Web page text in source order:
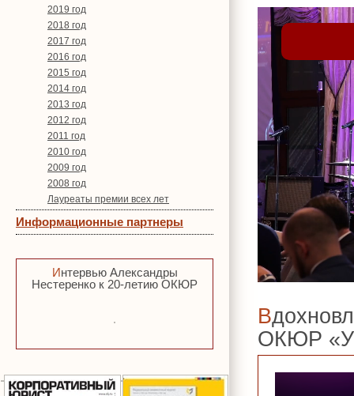
2019 год
2018 год
2017 год
2016 год
2015 год
2014 год
2013 год
2012 год
2011 год
2010 год
2009 год
2008 год
Лауреаты премии всех лет
Информационные партнеры
Интервью Александры
Нестеренко к 20-летию ОКЮР
Вдохновляйтесь на успех. Лауреаты премии
ОКЮР